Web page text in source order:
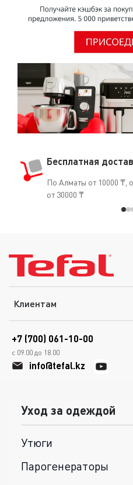
здравоохранения) отнесла
(1979) и Дополнение 7.70
является канцерогеном
безопасен для
факт, что он часто
(кардиостимуляторы,
и т.д.).
Бесплатная
По Алматы от 10000 ₸,
от 30000 ₸
Клиентам
+7 (700) 061-10-00
с 09.00 до 18.00
info@tefal.kz
Уход за одеждой
Утюги
Парогенераторы